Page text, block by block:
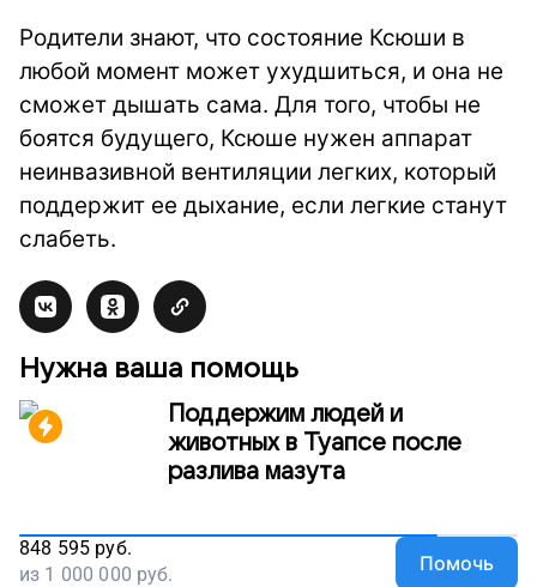
Родители знают, что состояние Ксюши в
любой момент может ухудшиться, и она не
сможет дышать сама. Для того, чтобы не
боятся будущего, Ксюше нужен аппарат
неинвазивной вентиляции легких, который
поддержит ее дыхание, если легкие станут
слабеть.
Нужна ваша помощь
Поддержим людей и
животных в Туапсе после
разлива мазута
848 595 руб.
из 1 000 000 руб. Помочь